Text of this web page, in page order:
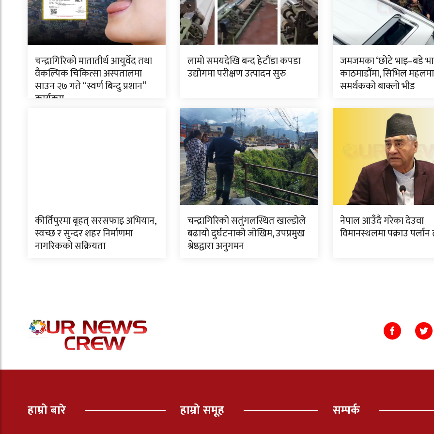
चन्द्रागिरिकाे मातातीर्थ आयुर्वेद तथा
वैकल्पिक चिकित्सा अस्पतालमा
साउन २७ गते “स्वर्ण बिन्दु प्रशान”
कार्यक्रम
लामो समयदेखि बन्द हेटौंडा कपडा
उद्योगमा परीक्षण उत्पादन सुरु
जमजमका ‘छोटे भाइ–बडे
काठमाडौंमा, सिभिल महलमा
समर्थकको बाक्लो भीड
कीर्तिपुरमा बृहत् सरसफाइ अभियान,
स्वच्छ र सुन्दर शहर निर्माणमा
नागरिकको सक्रियता
चन्द्रागिरिको सतुंगलस्थित खाल्डोले
बढायो दुर्घटनाको जोखिम, उपप्रमुख
श्रेष्ठद्वारा अनुगमन
नेपाल आउँदै गरेका देउवा
विमानस्थलमा पक्राउ
हाम्रो बारे हाम्रो समूह सम्पर्क